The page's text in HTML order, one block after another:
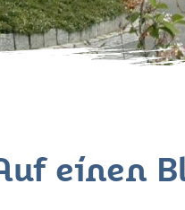
einen